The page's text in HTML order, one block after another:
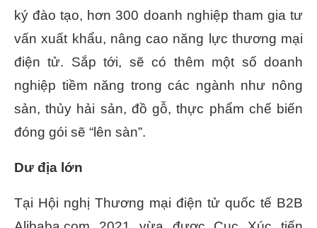
ký đào tạo, hơn 300 doanh nghiệp tham gia tư
vấn xuất khẩu, nâng cao năng lực thương mại
điện tử. Sắp tới, sẽ có thêm một số doanh
nghiệp tiềm năng trong các ngành như nông
sản, thủy hải sản, đồ gỗ, thực phẩm chế biến
đóng gói sẽ “lên sàn”.
Dư địa lớn
Tại Hội nghị Thương mại điện tử quốc tế B2B